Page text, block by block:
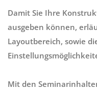
Damit Sie Ihre
ausgeben können,
Layoutbereich, sowie
Mit den